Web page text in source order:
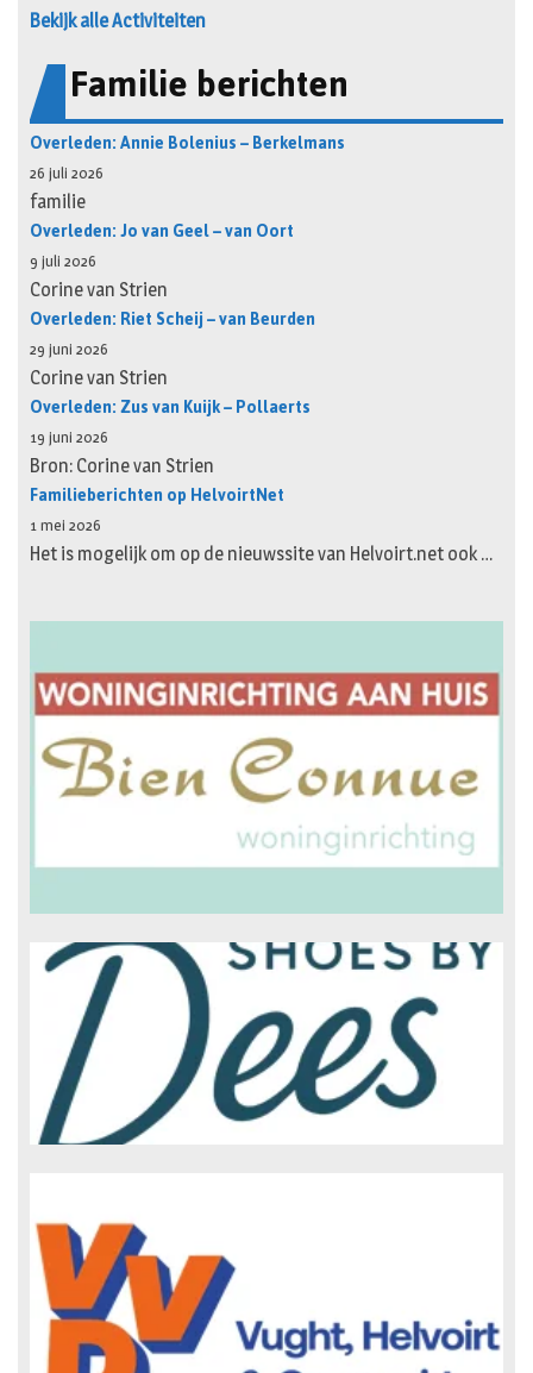
Bekijk alle Activiteiten
Familie berichten
Overleden: Annie Bolenius – Berkelmans
26 juli 2026
familie
Overleden: Jo van Geel – van Oort
9 juli 2026
Corine van Strien
Overleden: Riet Scheij – van Beurden
29 juni 2026
Corine van Strien
Overleden: Zus van Kuijk – Pollaerts
19 juni 2026
Bron: Corine van Strien
Familieberichten op HelvoirtNet
1 mei 2026
Het is mogelijk om op de nieuwssite van Helvoirt.net ook …